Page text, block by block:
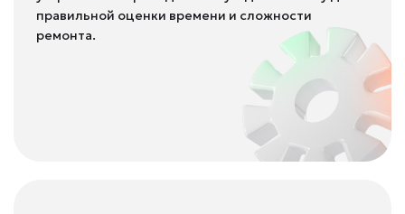
правильной оценки времени и сложности
ремонта.